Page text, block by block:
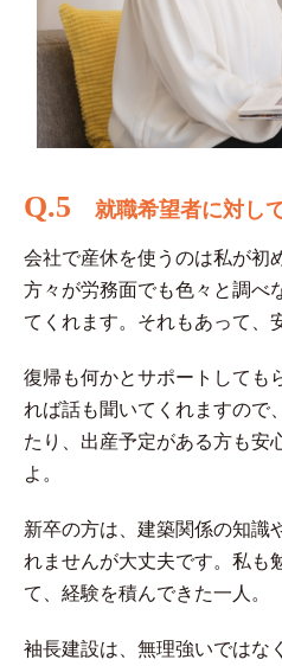
Q.5 就職希望者に対し
会社で産休を使うのは私が初
方々が労務面でも色々と調べ
てくれます。それもあって、
復帰も何かとサポートしても
れば話も聞いてくれますので
たり、出産予定がある方も安
よ。
新卒の方は、建築関係の知識
れませんが大丈夫です。私も
て、経験を積んできた一人。
袖長建設は、無理強いではな